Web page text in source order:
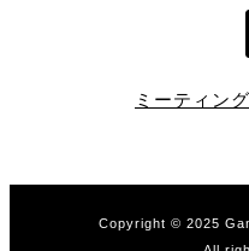
ミーティング
Copyright © 2025